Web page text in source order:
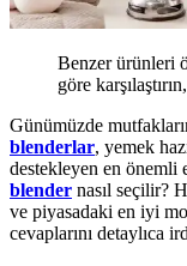
Benzer ürünleri
göre
Günümüzde
blenderlar, yemek
destekleyen en
blender nasıl seçilir?
ve piyasadaki en iyi
cevaplarını detaylıca